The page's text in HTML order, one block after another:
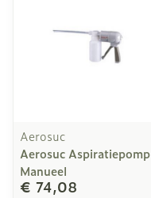
Aerosuc
Aerosuc Aspiratiepomp
Manueel
€ 74,08